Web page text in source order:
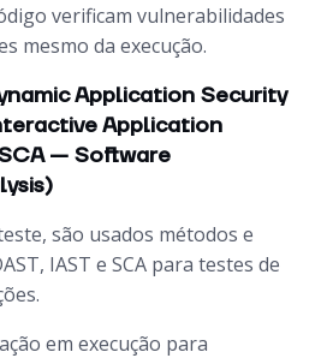
verificam vulnerabilidades
mesmo da execução.
Application Security
Application
— Software
são usados métodos e
IAST e SCA para testes de
em execução para